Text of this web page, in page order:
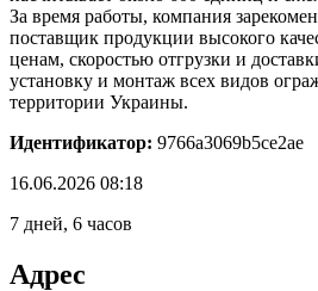
За время работы, компания
поставщик продукции высокого
ценам, скоростью отгрузки и
установку и монтаж всех видов
территории Украины.
Идентификатор: 9766a3069b5ce2ae
16.06.2026 08:18
7 дней, 6 часов
Адрес